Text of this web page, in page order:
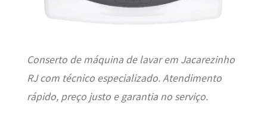
Conserto de máquina de lavar em Jacarezinho
RJ com técnico especializado. Atendimento
rápido, preço justo e garantia no serviço.